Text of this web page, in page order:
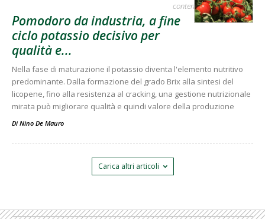
contenuto sponsorizzato
Pomodoro da industria, a fine
ciclo potassio decisivo per
qualità e...
Nella fase di maturazione il potassio diventa l'elemento nutritivo
predominante. Dalla formazione del grado Brix alla sintesi del
licopene, fino alla resistenza al cracking, una gestione nutrizionale
mirata può migliorare qualità e quindi valore della produzione
Di Nino De Mauro
Carica altri articoli